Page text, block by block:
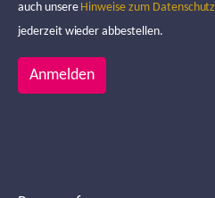
auch unsere Hinweise zum Datenschutz
jederzeit wieder abbestellen.
Anmelden